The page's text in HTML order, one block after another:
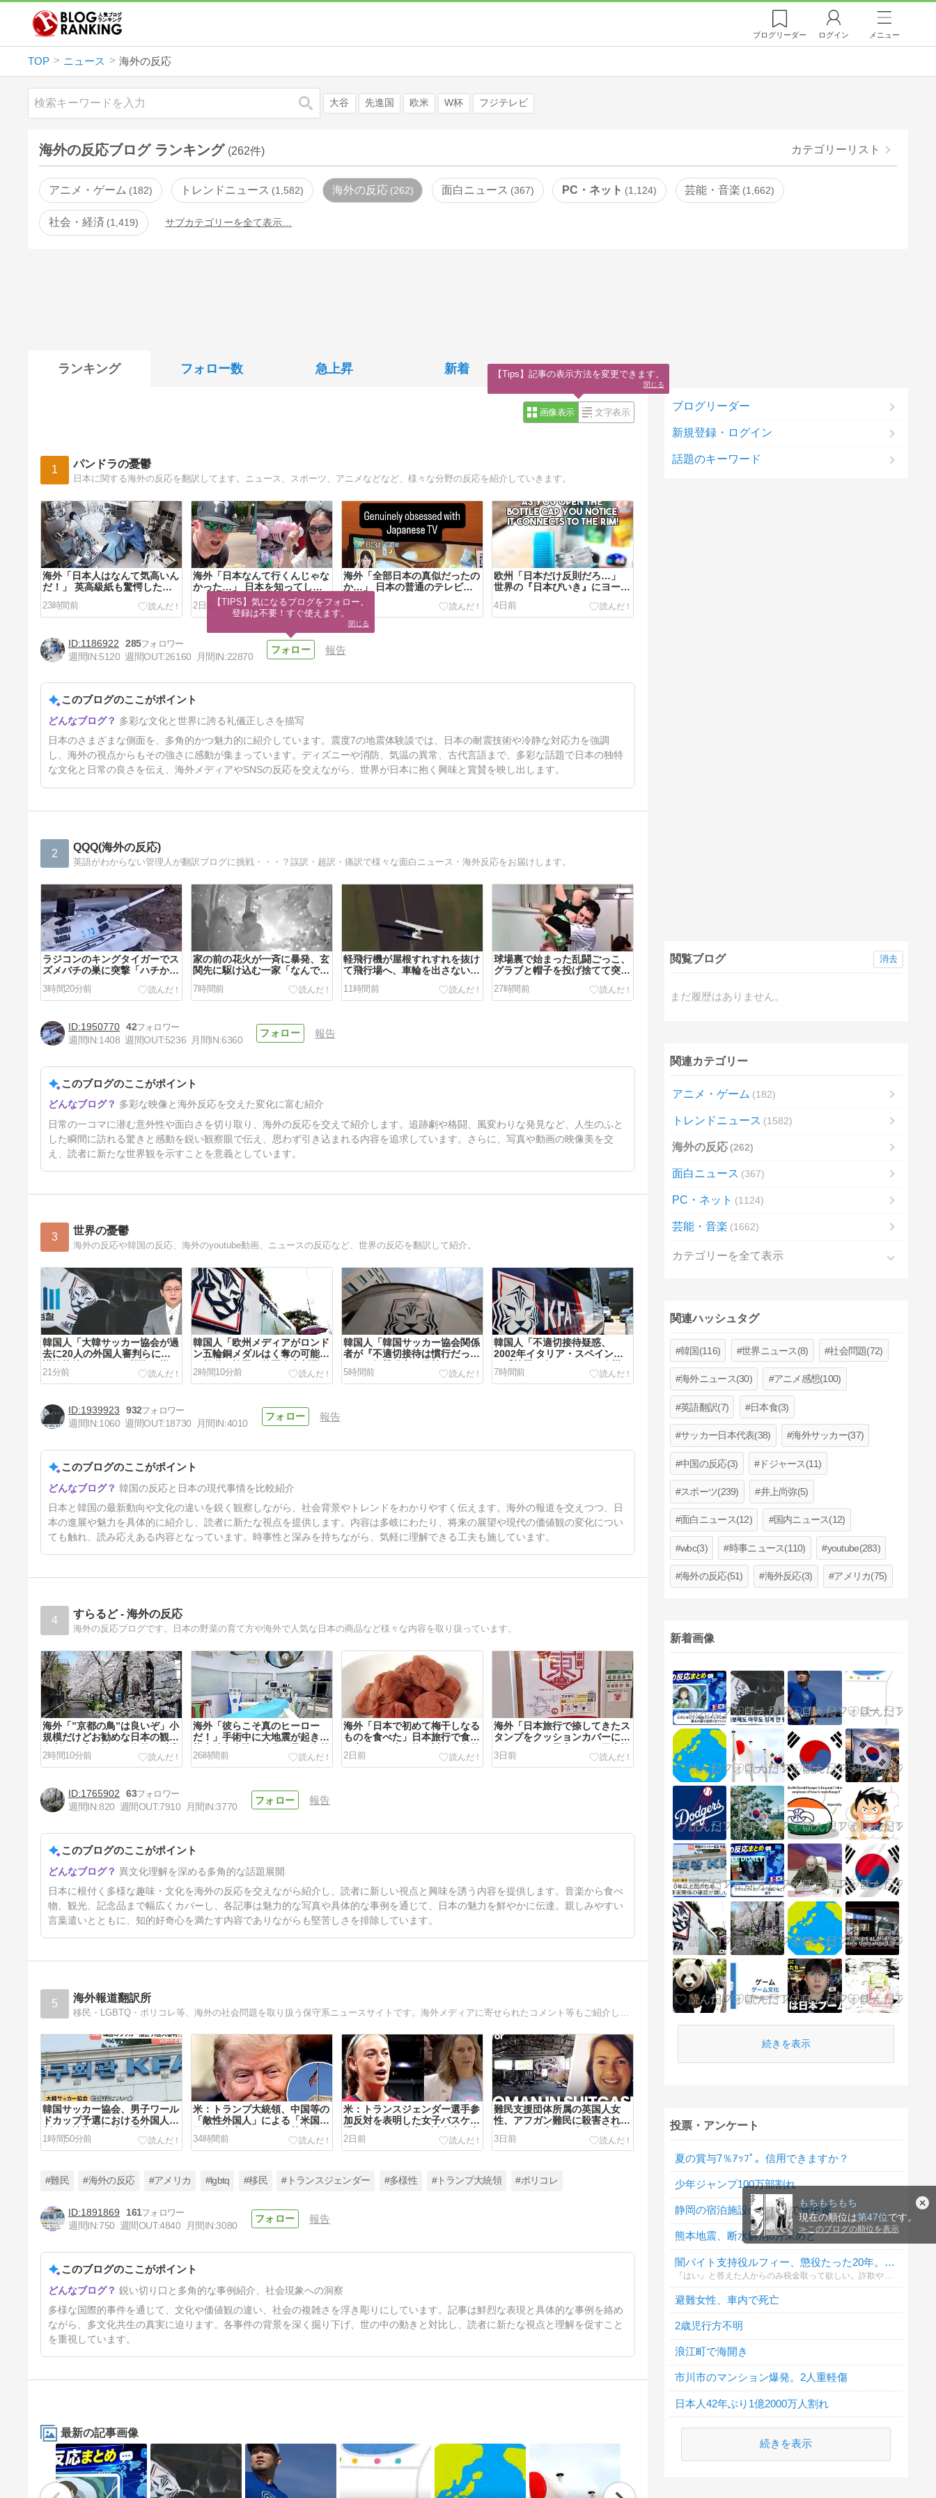
ブログリーダー ログイン メニュー
TOP ニュース 海外の反応
検索 大谷 先進国 欧米 W杯 フジテレビ
海外の反応ブログ ランキング (262件) カテゴリーリスト
アニメ・ゲーム 182 トレンドニュース 1,582 海外の反応 262 面白ニュース 367 PC・ネット 1,124 芸能・音楽 1,662
社会・経済 1,419 サブカテゴリーを全て表示…
ランキング フォロー数 急上昇 新着
画像表示 文字表示
1 パンドラの憂鬱
日本に関する海外の反応を翻訳してます。ニュース、スポーツ、アニメなどなど、様々な分野の反応を紹介していきます。
海外「日本人はなんて気高いん
だ！」 英高級紙も驚愕した極
撃
23時間前
海外「日本なんて行くんじゃな
かった…」 日本を知ってしま
ったディズニー信者、帰国後
『本家』に失望する事態に
2日前
海外「全部日本の真似だったの
か…」 日本の普通のテレビ番
組が最新SNSの数十年先を行っ
ていたと話題に
3日前
欧州「日本だけ反則だろ…」
世界の『日本びいき』にヨーロ
4日前
海外「世界で日本を死守する
ぞ！」 日本の消防署を訪れた
に
5日前
1186922
285
週間IN:5120 週間OUT:26160 月間IN:22870
報告
このブログのここがポイント
多彩な文化と世界に誇る礼儀正しさを描写
日本のさまざまな側面を、多角的かつ魅力的に紹介しています。震度7の地震体験談では、日本の耐震技術や冷静な対応力を強調
し、海外の視点からもその強さに感動が集まっています。ディズニーや消防、気温の異常、古代言語まで、多彩な話題で日本の独特
な文化と日常の良さを伝え、海外メディアやSNSの反応を交えながら、世界が日本に抱く興味と賞賛を映し出します。
2 QQQ(海外の反応)
英語がわからない管理人が翻訳ブログに挑戦・・・？誤訳・超訳・痛訳で様々な面白ニュース・海外反応をお届けします。
ラジコンのキングタイガーでス
ズメバチの巣に突撃「ハチから
るんだぞ」【海外の反応】
3時間20分前
家の前の花火が一斉に暴発、玄
関先に駆け込む一家「なんであ
反応】
7時間前
軽飛行機が屋根すれすれを抜け
て飛行場へ、車輪を出さないま
陸なら山ほど見てきた」【海外
の反応】
11時間前
球場裏で始まった乱闘ごっこ、
グラブと帽子を投げ捨てて突っ
【海外の反応】
27時間前
わさびの塊をそのまま一口、鉄
板焼きの店で頭を抱えた男「も
るだろ」【海外の反応】
31時間前
1950770 42
週間IN:1408 週間OUT:5236 月間IN:6360
報告
このブログのここがポイント
多彩な映像と海外反応を交えた変化に富む紹介
日常の一コマに潜む意外性や面白さを切り取り、海外の反応を交えて紹介します。追跡劇や格闘、風変わりな発見など、人生のふと
した瞬間に訪れる驚きと感動を鋭い観察眼で伝え、思わず引き込まれる内容を追求しています。さらに、写真や動画の映像美を交
え、読者に新たな世界観を示すことを意義としています。
3 世界の憂鬱
海外の反応や韓国の反応、海外のyoutube動画、ニュースの反応など、世界の反応を翻訳して紹介。
韓国人「大韓サッカー協会が過
去に20人の外国人審判らに不
謹慎接待をしていた証拠が揃い
ながらも不起訴処分に成ってい
た事が明らかに‥」
21分前
韓国人「欧州メディアがロンド
ン五輪銅メダルはく奪の可能性
を報道！韓国が外国人審判団に
不適切接待をした疑い」
2時間10分前
韓国人「韓国サッカー協会関係
者が『不適切接待は慣行だっ
た』と衝撃発言！日韓ワールド
カップ4強にも疑いの視線が向
けられる」
5時間前
韓国人「不適切接待疑惑、
2002年イタリア・スペイン戦
で『韓国に奪われた』と欧州の
大手メディアが一斉に報道！」
7時間前
韓国人「フランスの有力紙も大
韓サッカー協会前代未聞の不祥
スキャンダルに発展してしま
う‥」
10時間前
1939923
932
週間IN:1060 週間OUT:18730 月間IN:4010
報告
このブログのここがポイント
韓国の反応と日本の現代事情を比較紹介
日本と韓国の最新動向や文化の違いを鋭く観察しながら、社会背景やトレンドをわかりやすく伝えます。海外の報道を交えつつ、日
本の進展や魅力を具体的に紹介し、読者に新たな視点を提供します。内容は多岐にわたり、将来の展望や現代の価値観の変化につい
ても触れ、読み応えある内容となっています。時事性と深みを持ちながら、気軽に理解できる工夫も施しています。
4 すらるど - 海外の反応
海外の反応ブログです。日本の野菜の育て方や海外で人気な日本の商品など様々な内容を取り扱っています。
海外「”京都の鳥”は良いぞ」小
規模だけどお勧めな日本の観光
名所／お店に対する海外の反応
2時間10分前
海外「彼らこそ真のヒーロー
だ！」手術中に大地震が起きた
熊本総合病院の映像を見た海外
の反応
26時間前
海外「日本で初めて梅干しなる
ものを食べた」日本旅行で食べ
た変わった食べ物に対する海外
の反応
2日前
海外「日本旅行で捺してきたス
タンプをクッションカバーにし
てみた！」一風変わった日本旅
行の記念品のアイディアに対す
る海外の反応
3日前
海外「日本ではあらゆる趣味の
店が見つかる！」東京にあるカ
が聞けるバーに対する海外の反
応
4日前
1765902
63
週間IN:820 週間OUT:7910 月間IN:3770
報告
このブログのここがポイント
異文化理解を深める多角的な話題展開
日本に根付く多様な趣味・文化を海外の反応を交えながら紹介し、読者に新しい視点と興味を誘う内容を提供します。音楽から食べ
物、観光、記念品まで幅広くカバーし、各記事は魅力的な写真や具体的な事例を通じて、日本の魅力を鮮やかに伝達。親しみやすい
言葉遣いとともに、知的好奇心を満たす内容でありながらも堅苦しさを排除しています。
5 海外報道翻訳所
韓国サッカー協会、男子ワール
ドカップ予選における外国人審
判への性接待疑惑が浮上…よみ
がえる2002W杯の悪夢[海外の
反応]
1時間50分前
米：トランプ大統領、中国等の
「敵性外国人」による「米国籍
目的の出産ツーリズム禁止令」
に署名…寄生侵略防止へ[海外
の反応]
34時間前
米：トランスジェンダー選手参
加反対を表明した女子バスケ選
手に嫌がらせ続出…試合中に意
図的（？）肘鉄を顔面に食らう
[海外の反応]
2日前
難民支援団体所属の英国人女
性、アフガン難民に殺害されス
ーツケース内から遺体で発見さ
れる…[海外の反応]
3日前
止しろ！！」イギリス各地で国
旗掲揚を巡る議論が紛糾…対立
深まる[海外の反応]
4日前
#難民 #海外の反応 #アメリカ #lgbtq #移民 #トランスジェンダー #多様性 #トランプ大統領 #ポリコレ
1891869
161
週間IN:750 週間OUT:4840 月間IN:3080
報告
このブログのここがポイント
鋭い切り口と多角的な事例紹介、社会現象への洞察
多様な国際的事件を通じて、文化や価値観の違い、社会の複雑さを浮き彫りにしています。記事は鮮烈な表現と具体的な事例を絡め
ながら、多文化共生の真実に迫ります。各事件の背景を深く掘り下げ、世の中の動きと対比し、読者に新たな視点と理解を促すこと
を重視しています。
最新の記事画像
ブログリーダー
新規登録・ログイン
話題のキーワード
閲覧ブログ
まだ履歴はありません。
消去
関連カテゴリー
アニメ・ゲーム 182
トレンドニュース 1582
海外の反応 262
面白ニュース 367
PC・ネット 1124
芸能・音楽 1662
カテゴリーを全て表示
関連ハッシュタグ
韓国(116) 世界ニュース(8) 社会問題(72)
海外ニュース(30) アニメ感想(100)
英語翻訳(7) 日本食(3)
サッカー日本代表(38) 海外サッカー(37)
中国の反応(3) ドジャース(11)
スポーツ(239) 井上尚弥(5)
面白ニュース(12) 国内ニュース(12)
wbc(3) 時事ニュース(110) youtube(283)
海外の反応(51) 海外反応(3) アメリカ(75)
新着画像
続きを表示
投票・アンケート
夏の賞与7％ｱｯﾌﾟ。信用できますか？
少年ジャンプ100万部割れ
静岡の宿泊施設の飲食店で食中毒
熊本地震、断水解消8月末めど
闇バイト支持役ルフィー、懲役たった20年。支持しますか？
避難女性、車内で死亡
2歳児行方不明
浪江町で海開き
市川市のマンション爆発。2人重軽傷
日本人42年ぶり1億2000万人割れ
続きを表示
【TIPS】気になるブログをフォロー。
登録は不要！すぐ使えます。
閉じる
【Tips】記事の表示方法を変更できます。
閉じる